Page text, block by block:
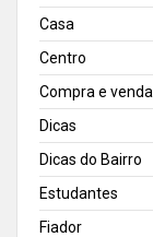
Casa
Centro
Compra e venda
Dicas
Dicas do Bairro
Estudantes
Fiador